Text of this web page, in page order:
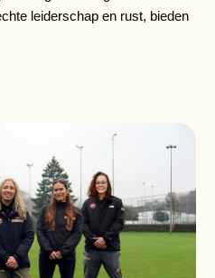
leiderschap en rust, bieden